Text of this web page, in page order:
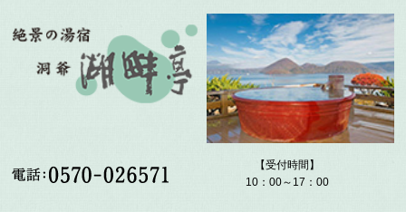
【受付時間】
10：00～17：00